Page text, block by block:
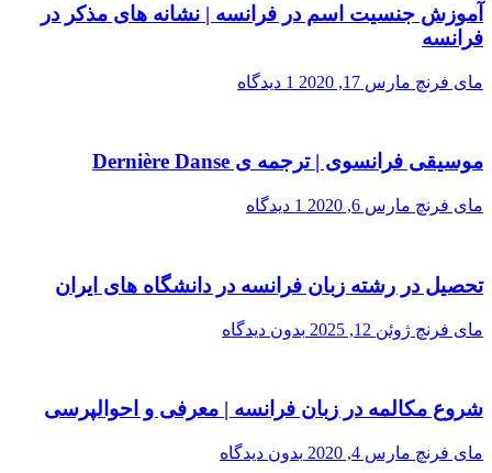
آموزش جنسیت اسم در فرانسه | نشانه های مذکر در
فرانسه
مای فرنچ مارس 17, 2020 1 دیدگاه
موسیقی فرانسوی | ترجمه ی Dernière Danse
مای فرنچ مارس 6, 2020 1 دیدگاه
تحصیل در رشته زبان فرانسه در دانشگاه های ایران
مای فرنچ ژوئن 12, 2025 بدون دیدگاه
شروع مکالمه در زبان فرانسه | معرفی و احوالپرسی
مای فرنچ مارس 4, 2020 بدون دیدگاه